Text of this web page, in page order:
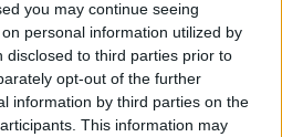
you may continue seeing
personal information utilized by
disclosed to third parties prior to
opt-out of the further
information by third parties on the
This information may